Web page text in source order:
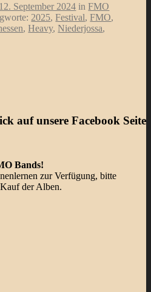
12. September 2024 inFMO
2025,Festival,FMO,
,Heavy,Niederjossa,
auf unsere Facebook Seite
Bands!
zur Verfügung, bitte
der Alben.